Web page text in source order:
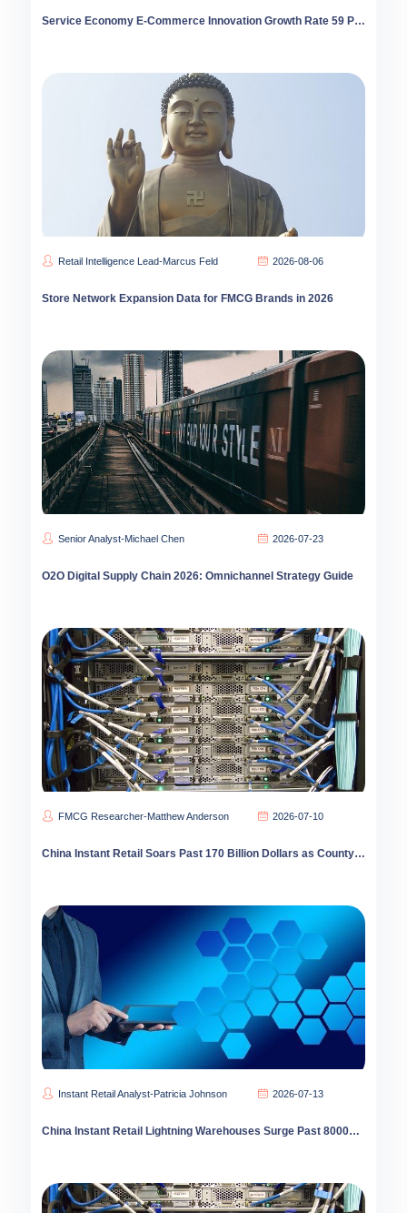
Service Economy E-Commerce Innovation Growth Rate 59 Percent 2026
Retail Intelligence Lead-Marcus Feld 2026-08-06
Store Network Expansion Data for FMCG Brands in 2026
Senior Analyst-Michael Chen 2026-07-23
O2O Digital Supply Chain 2026: Omnichannel Strategy Guide
FMCG Researcher-Matthew Anderson 2026-07-10
China Instant Retail Soars Past 170 Billion Dollars as County Markets Surge 62 Percent
Instant Retail Analyst-Patricia Johnson 2026-07-13
China Instant Retail Lightning Warehouses Surge Past 80000 as County Markets Drive Growth